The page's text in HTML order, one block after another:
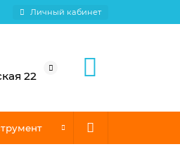
Личный кабинет
22